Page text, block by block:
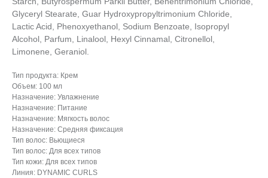
Glyceryl Stearate, Guar Hydroxypropyltrimonium Chloride,
Lactic Acid, Phenoxyethanol, Sodium Benzoate, Isopropyl
Alcohol, Parfum, Linalool, Hexyl Cinnamal, Citronellol,
Limonene, Geraniol.
Тип продукта: Крем
Объем: 100 мл
Назначение: Увлажнение
Назначение: Питание
Назначение: Мягкость волос
Назначение: Средняя фиксация
Тип волос: Вьющиеся
Тип волос: Для всех типов
Тип кожи: Для всех типов
Линия: DYNAMIC CURLS